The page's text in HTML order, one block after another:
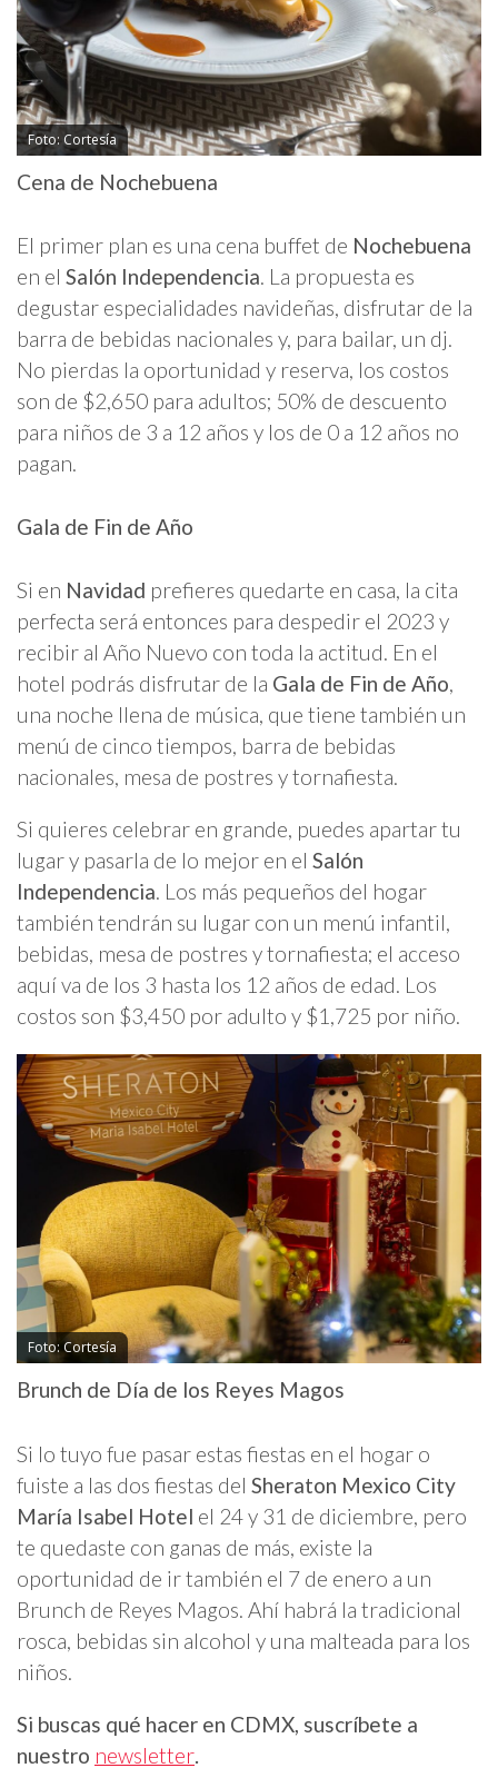
Foto: Cortesía
Cena de Nochebuena
El primer plan es una cena buffet de Nochebuena
en el Salón Independencia. La propuesta es
degustar especialidades navideñas, disfrutar de la
barra de bebidas nacionales y, para bailar, un dj.
No pierdas la oportunidad y reserva, los costos
son de $2,650 para adultos; 50% de descuento
para niños de 3 a 12 años y los de 0 a 12 años no
pagan.
Gala de Fin de Año
Si en Navidad prefieres quedarte en casa, la cita
perfecta será entonces para despedir el 2023 y
recibir al Año Nuevo con toda la actitud. En el
hotel podrás disfrutar de la Gala de Fin de Año,
una noche llena de música, que tiene también un
menú de cinco tiempos, barra de bebidas
nacionales, mesa de postres y tornafiesta.
Si quieres celebrar en grande, puedes apartar tu
lugar y pasarla de lo mejor en el Salón
Independencia. Los más pequeños del hogar
también tendrán su lugar con un menú infantil,
bebidas, mesa de postres y tornafiesta; el acceso
aquí va de los 3 hasta los 12 años de edad. Los
costos son $3,450 por adulto y $1,725 por niño.
Foto: Cortesía
Brunch de Día de los Reyes Magos
Si lo tuyo fue pasar estas fiestas en el hogar o
fuiste a las dos fiestas del Sheraton Mexico City
María Isabel Hotel el 24 y 31 de diciembre, pero
te quedaste con ganas de más, existe la
oportunidad de ir también el 7 de enero a un
Brunch de Reyes Magos. Ahí habrá la tradicional
rosca, bebidas sin alcohol y una malteada para los
niños.
Si buscas qué hacer en CDMX, suscríbete a
nuestro newsletter.